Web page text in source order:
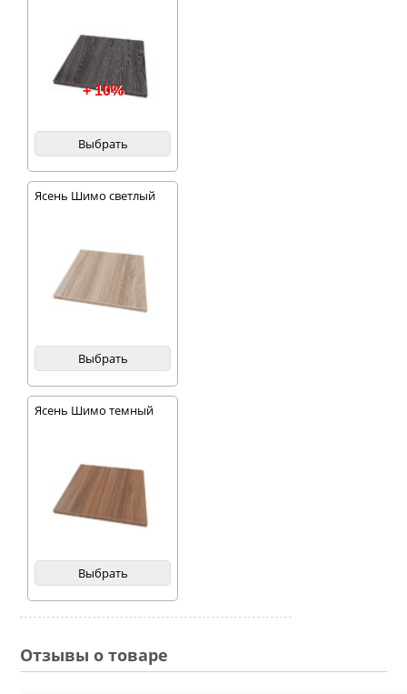
+ 10%
Выбрать
Ясень Шимо светлый
Выбрать
Ясень Шимо темный
Выбрать
Отзывы о товаре